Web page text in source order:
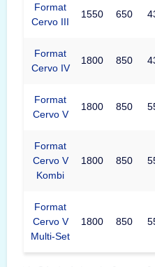
Format
Cervo III
1550 650
Format
Cervo IV
1800 850
Format
Cervo V
1800 850
Format
Cervo V
Kombi
1800 850
Format
Cervo V
Multi-Set
1800 850